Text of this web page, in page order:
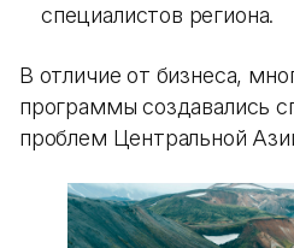
специалистов региона.
В отличие от бизнеса,
программы создавались
проблем Центральной